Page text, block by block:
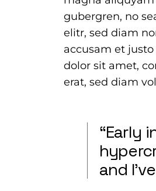
gubergren, no
elitr, sed diam
accusam et
dolor sit amet,
erat, sed diam
“Early
and